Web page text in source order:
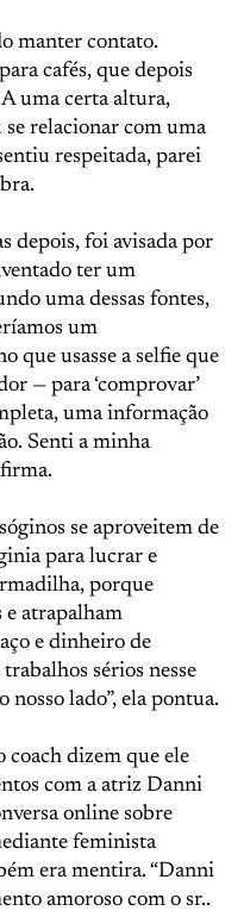
manter contato.
cafés, que depois
uma certa altura,
se relacionar com uma
respeitada, parei
depois, foi avisada por
ter um
uma dessas fontes,
um
que usasse a selfie que
— para ‘comprovar’
uma informação
Senti a minha
se aproveitem de
para lucrar e
porque
e atrapalham
e dinheiro de
sérios nesse
lado”, ela pontua.
coach dizem que ele
com a atriz Danni
online sobre
feminista
era mentira. “Danni
amoroso com o sr..